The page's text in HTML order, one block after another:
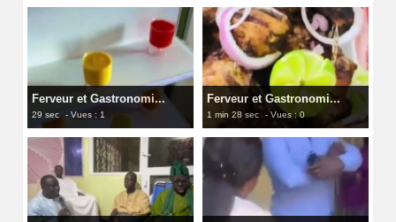
Ferveur et Gastronomi...
29 sec - Vues : 1
Ferveur et Gastronomi...
1 min 28 sec - Vues : 0